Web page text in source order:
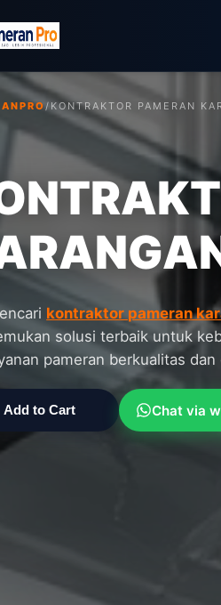
/ KONTRAKTOR PAMERAN
kontraktor pameran
solusi terbaik untuk
pameran berkualitas
Add to Cart Chat via